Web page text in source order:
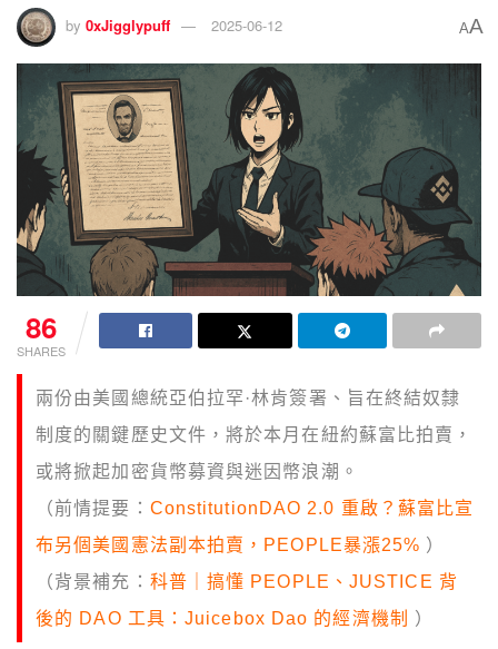
by 0xJigglypuff 2025-06-12 AA
86
SHARES
兩份由美國總統亞伯拉罕·林肯簽署、旨在終結奴隸
制度的關鍵歷史文件，將於本月在紐約蘇富比拍賣，
或將掀起加密貨幣募資與迷因幣浪潮。
（前情提要： ConstitutionDAO 2.0 重啟？蘇富比宣
布另個美國憲法副本拍賣，PEOPLE暴漲25% ）
（背景補充： 科普｜搞懂 PEOPLE、JUSTICE 背
後的 DAO 工具：Juicebox Dao 的經濟機制
）